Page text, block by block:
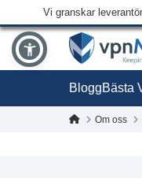
Vi granskar
BloggBästa
Om oss